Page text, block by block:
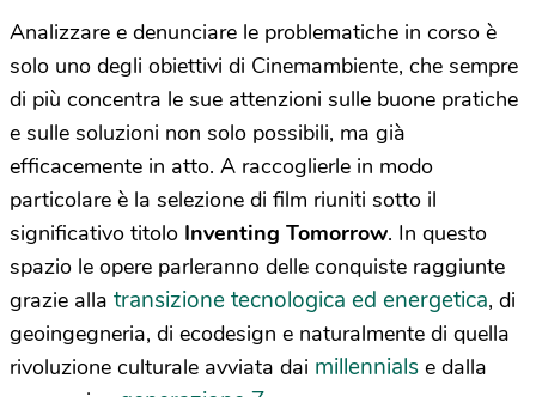
Analizzare e denunciare le problematiche in corso è
solo uno degli obiettivi di Cinemambiente, che sempre
di più concentra le sue attenzioni sulle buone pratiche
e sulle soluzioni non solo possibili, ma già
efficacemente in atto. A raccoglierle in modo
particolare è la selezione di film riuniti sotto il
significativo titolo Inventing Tomorrow. In questo
spazio le opere parleranno delle conquiste raggiunte
grazie alla transizione tecnologica ed energetica, di
geoingegneria, di ecodesign e naturalmente di quella
rivoluzione culturale avviata dai millennials e dalla